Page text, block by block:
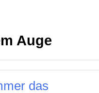
Auge
das